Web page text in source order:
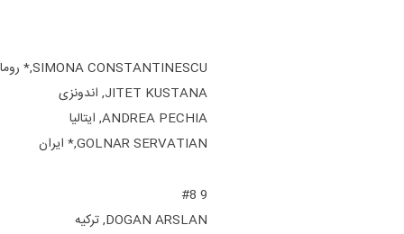
SIMONA CONSTANTINESCU,* رومانی
JITET KUSTANA, اندونزی
ANDREA PECHIA, ایتالیا
GOLNAR SERVATIAN,* ایران
9 #8
DOGAN ARSLAN, ترکیه